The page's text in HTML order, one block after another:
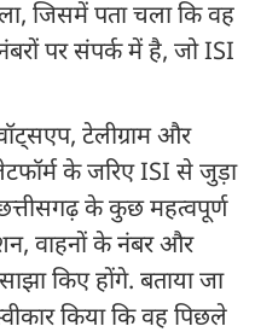
जिसमें पता चला कि वह
पर संपर्क में है, जो ISI
टेलीग्राम और
के जरिए ISI से जुड़ा
के कुछ महत्वपूर्ण
वाहनों के नंबर और
किए होंगे. बताया जा
किया कि वह पिछले